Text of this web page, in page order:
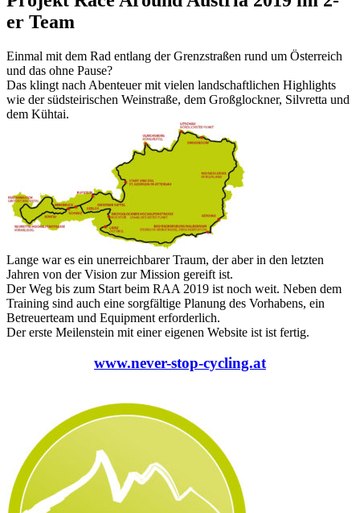
er Team
Einmal mit dem Rad entlang der Grenzstraßen rund um Österreich
und das ohne Pause?
Das klingt nach Abenteuer mit vielen landschaftlichen Highlights
wie der südsteirischen Weinstraße, dem Großglockner, Silvretta und
dem Kühtai.
Lange war es ein unerreichbarer Traum, der aber in den letzten
Jahren von der Vision zur Mission gereift ist.
Der Weg bis zum Start beim RAA 2019 ist noch weit. Neben dem
Training sind auch eine sorgfältige Planung des Vorhabens, ein
Betreuerteam und Equipment erforderlich.
Der erste Meilenstein mit einer eigenen Website ist ist fertig.
www.never-stop-cycling.at